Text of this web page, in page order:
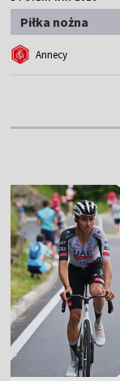
Piłka nożna
Annecy